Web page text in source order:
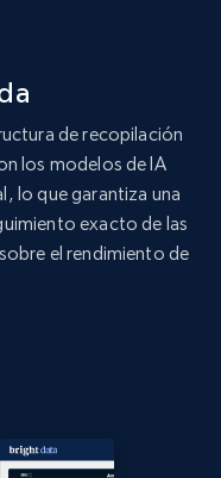
- Collect
Initial
count, and
de recopilación
los modelos de IA
lo que garantiza una
exacto de las
el rendimiento de